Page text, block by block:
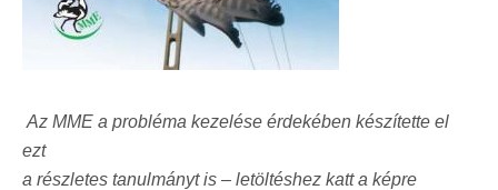
Az MME a probléma kezelése érdekében készítette el
ezt
a részletes tanulmányt is – letöltéshez katt a képre